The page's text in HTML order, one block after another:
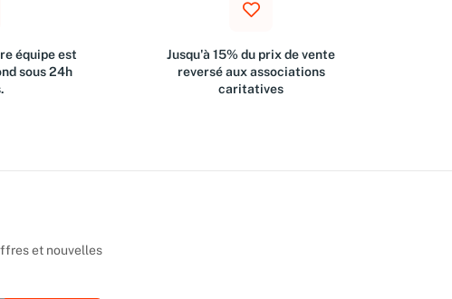
équipe est
sous 24h
Jusqu'à 15% du prix de vente
reversé aux associations
caritatives
et nouvelles